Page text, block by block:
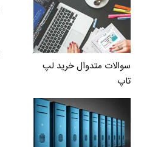
سوالات متدوال خرید لپ
تاپ